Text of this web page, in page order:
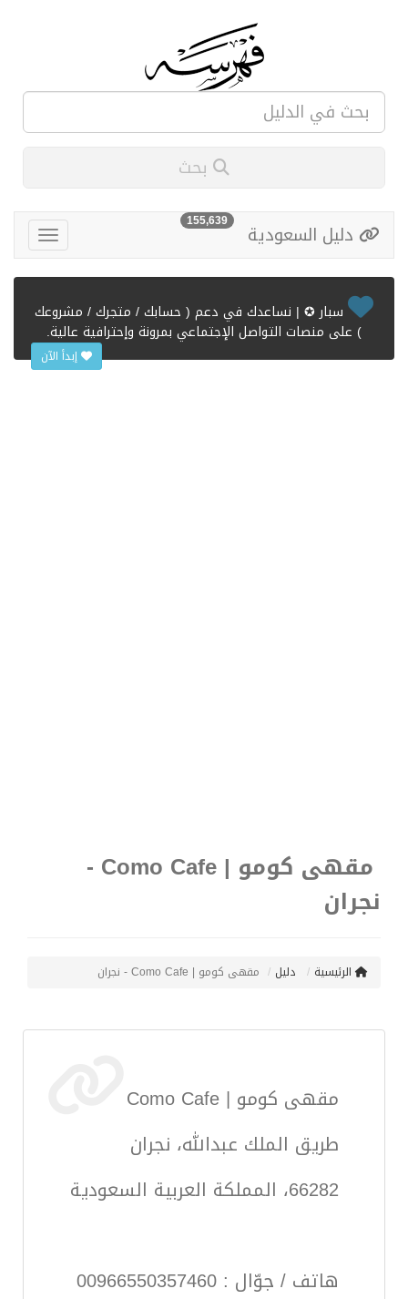
دليل السعودية 155,639
سبار ✪ | نساعدك في دعم ( حسابك / متجرك / مشروعك
) على منصات التواصل الإجتماعي بمرونة وإحترافية عالية.
إبدأ الآن
مقهى كومو | Como Cafe -
نجران
الرئيسية دليل مقهى كومو | Como Cafe - نجران
مقهى كومو | Como Cafe
طريق الملك عبدالله، نجران
66282، المملكة العربية السعودية
هاتف / جوّال : 00966550357460